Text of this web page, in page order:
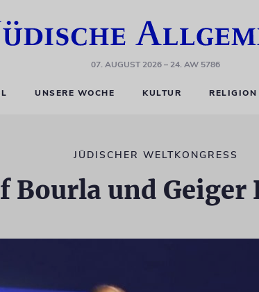
07. AUGUST 2026– 24. AW 5786
UNSERE WOCHE KULTUR RELIGION
JÜDISCHER WELTKONGRESS
Bourla und Geiger